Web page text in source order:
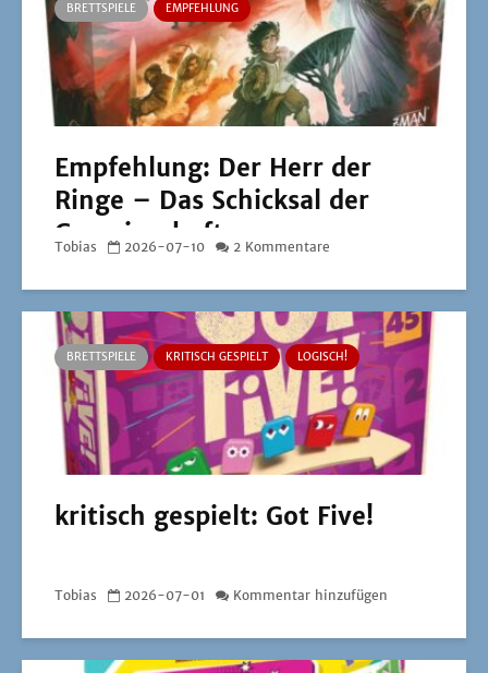
BRETTSPIELE EMPFEHLUNG
Empfehlung: Der Herr der
Ringe – Das Schicksal der
Gemeinschaft
Tobias 2026-07-10 2 Kommentare
BRETTSPIELE KRITISCH GESPIELT LOGISCH!
kritisch gespielt: Got Five!
Tobias 2026-07-01 Kommentar hinzufügen